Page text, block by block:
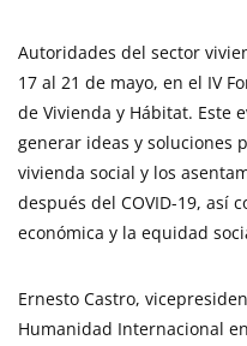
Autoridades del sector
17 al 21 de mayo, en el IV
de Vivienda y Hábitat. Este
generar ideas y soluciones
vivienda social y los
después del COVID-19, así
económica y la equidad
Ernesto Castro,
Humanidad Internacional